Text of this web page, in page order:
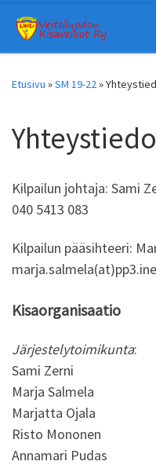
Skip to content
Etusivu »SM 19-22»
Kilpailun johtaja: Sami
040 5413 083
Kilpailun pääsihteeri:
Kisaorganisaatio
Järjestelytoimikunta:
Sami Zerni
Marja Salmela
Marjatta Ojala
Risto Mononen
Annamari Pudas